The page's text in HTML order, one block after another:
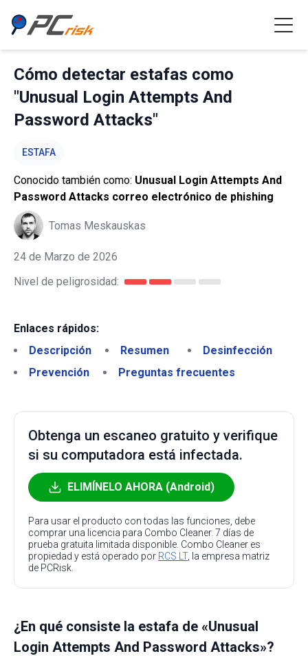
Cómo detectar estafas como
"Unusual Login Attempts And
Password Attacks"
ESTAFA
Conocido también como: Unusual Login Attempts And
Password Attacks correo electrónico de phishing
Tomas Meskauskas
24 de Marzo de 2026
Nivel de peligrosidad:
Enlaces rápidos:
Descripción
Resumen
Desinfección
Prevención
Preguntas frecuentes
Obtenga un escaneo gratuito y verifique
si su computadora está infectada.
ELIMÍNELO AHORA (Android)
Para usar el producto con todas las funciones, debe
comprar una licencia para Combo Cleaner. 7 días de
prueba gratuita limitada disponible. Combo Cleaner es
propiedad y está operado por RCS LT, la empresa matriz
de PCRisk.
¿En qué consiste la estafa de «Unusual
Login Attempts And Password Attacks»?